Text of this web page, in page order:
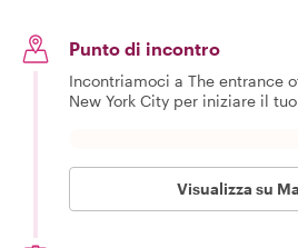
Punto di incontro
Incontriamoci a The entrance
New York City per iniziare il
Visualizza su